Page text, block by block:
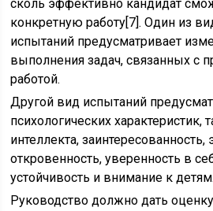
сколь эффективно кандидат
конкретную работу[7]. Один из
испытаний предусматривает
выполнения задач, связанных с
работой.
Другой вид испытаний
психологических характеристик,
интеллекта, заинтересованность,
откровенность, уверенность в
устойчивость и внимание к детям.
Руководство должно дать